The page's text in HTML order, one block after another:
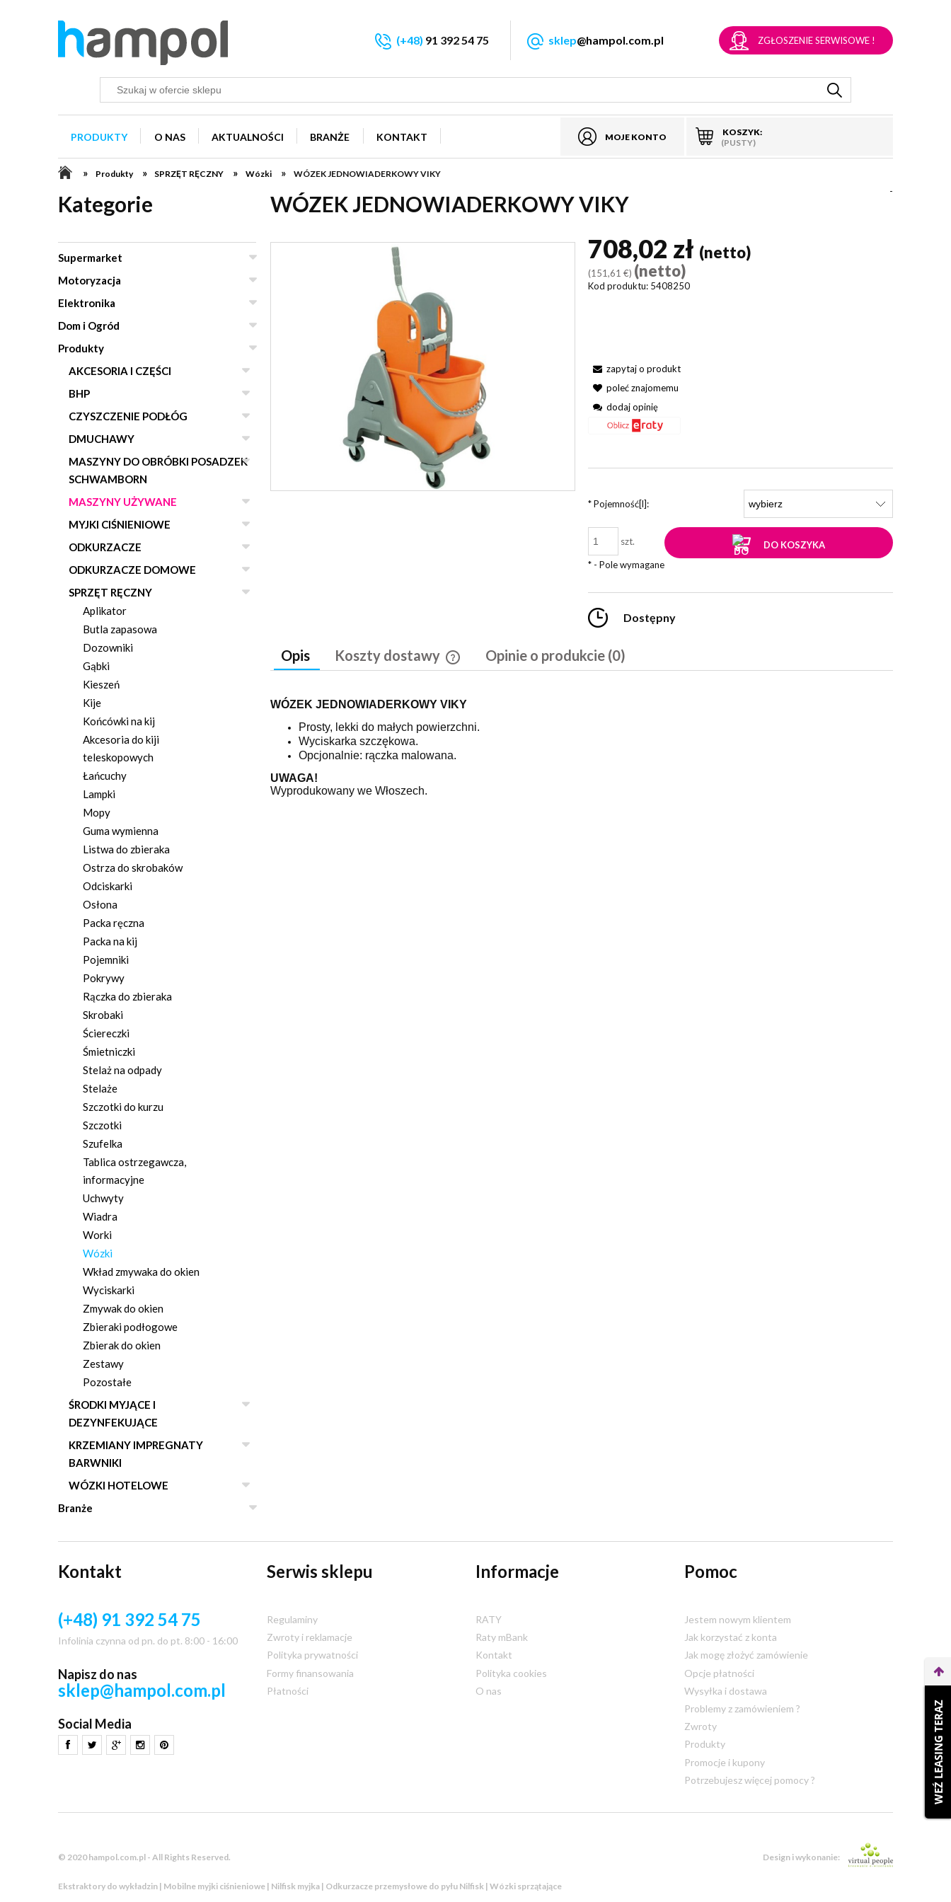
MOJE KONTO
KOSZYK:
(PUSTY)
(+48) 91 392 54 75 sklep@hampol.com.pl ZGŁOSZENIE SERWISOWE !
PRODUKTY O NAS AKTUALNOŚCI BRANŻE KONTAKT
» Produkty » SPRZĘT RĘCZNY » Wózki » WÓZEK JEDNOWIADERKOWY VIKY
Kategorie
Supermarket
Motoryzacja
Elektronika
Dom i Ogród
Produkty
AKCESORIA I CZĘŚCI
BHP
CZYSZCZENIE PODŁÓG
DMUCHAWY
MASZYNY DO OBRÓBKI POSADZEK
SCHWAMBORN
MASZYNY UŻYWANE
MYJKI CIŚNIENIOWE
ODKURZACZE
ODKURZACZE DOMOWE
SPRZĘT RĘCZNY
Aplikator
Butla zapasowa
Dozowniki
Gąbki
Kieszeń
Kije
Końcówki na kij
Akcesoria do kiji
teleskopowych
Łańcuchy
Lampki
Mopy
Guma wymienna
Listwa do zbieraka
Ostrza do skrobaków
Odciskarki
Osłona
Packa ręczna
Packa na kij
Pojemniki
Pokrywy
Rączka do zbieraka
Skrobaki
Ściereczki
Śmietniczki
Stelaż na odpady
Stelaże
Szczotki do kurzu
Szczotki
Szufelka
Tablica ostrzegawcza,
informacyjne
Uchwyty
Wiadra
Worki
Wózki
Wkład zmywaka do okien
Wyciskarki
Zmywak do okien
Zbieraki podłogowe
Zbierak do okien
Zestawy
Pozostałe
ŚRODKI MYJĄCE I
DEZYNFEKUJĄCE
KRZEMIANY IMPREGNATY
BARWNIKI
WÓZKI HOTELOWE
Branże
WÓZEK JEDNOWIADERKOWY VIKY -
708,02 zł (netto)
(151,61 €) (netto)
Kod produktu: 5408250
zapytaj o produkt
poleć znajomemu
dodaj opinię
*Pojemność[l]:
szt.
DO KOSZYKA
* - Pole wymagane
Dostępny
Opis Koszty dostawy
płatności
Opinie o produkcie (0)
WÓZEK JEDNOWIADERKOWY VIKY
Prosty, lekki do małych powierzchni.
Wyciskarka szczękowa.
Opcjonalnie: rączka malowana.
UWAGA!
Wyprodukowany we Włoszech.
Kontakt
(+48) 91 392 54 75
Infolinia czynna od pn. do pt. 8:00 - 16:00
Napisz do nas
sklep@hampol.com.pl
Social Media
Serwis sklepu
Regulaminy
Zwroty i reklamacje
Polityka prywatności
Formy finansowania
Płatności
Informacje
RATY
Raty mBank
Kontakt
Polityka cookies
O nas
Pomoc
Jestem nowym klientem
Jak korzystać z konta
Jak mogę złożyć zamówienie
Opcje płatności
Wysyłka i dostawa
Problemy z zamówieniem ?
Zwroty
Produkty
Promocje i kupony
Potrzebujesz więcej pomocy ?
© 2020 hampol.com.pl - All Rights Reserved. Design i wykonanie:
Ekstraktory do wykładzin | Mobilne myjki ciśnieniowe | Nilfisk myjka | Odkurzacze przemysłowe do pyłu Nilfisk | Wózki sprzątające
WEŹ LEASING TERAZ